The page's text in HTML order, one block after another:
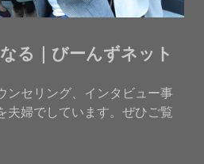
る｜びーんずネット
ンセリング、インタビュー事
夫婦でしています。ぜひご覧